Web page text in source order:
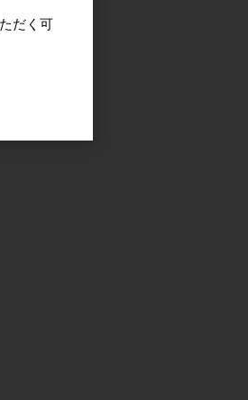
だく可